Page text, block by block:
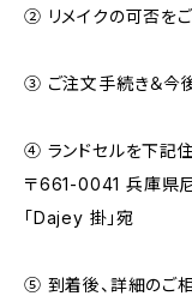
② リメイクの可否を
③ ご注文手続き＆今
④ ランドセルを下記
〒661-0041 兵庫県
「Dajey 掛」宛
⑤ 到着後、詳細のご